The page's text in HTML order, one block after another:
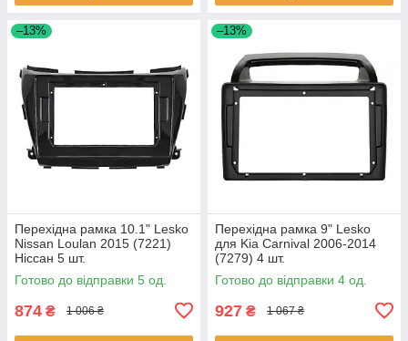
–13%
Перехідна рамка 10.1" Lesko
Nissan Loulan 2015 (7221)
Ніссан 5 шт.
Готово до відправки 5 од.
874 ₴ 1 006 ₴
–13%
Перехідна рамка 9" Lesko
для Kia Carnival 2006-2014
(7279) 4 шт.
Готово до відправки 4 од.
927 ₴ 1 067 ₴